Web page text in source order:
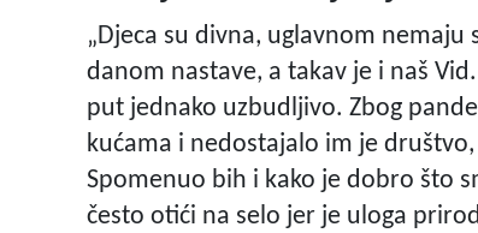
„Djeca su divna, uglavnom
danom nastave, a takav je i naš
put jednako uzbudljivo. Zbog
kućama i nedostajalo im je
Spomenuo bih i kako je dobro što
često otići na selo jer je uloga